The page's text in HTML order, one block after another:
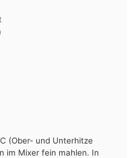
(Ober- und Unterhitze
im Mixer fein mahlen. In